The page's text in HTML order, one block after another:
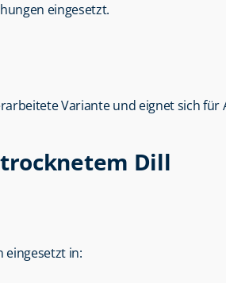
eingesetzt.
Variante und eignet sich
Dill
eingesetzt in: